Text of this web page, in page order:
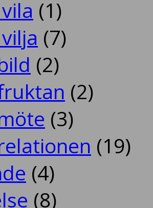
(1)
(7)
(2)
(2)
(3)
(19)
(4)
(8)